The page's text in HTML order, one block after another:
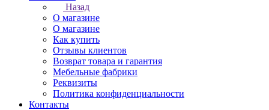
Назад
О магазине
О магазине
Как купить
Отзывы клиентов
Возврат товара и гарантия
Мебельные фабрики
Реквизиты
Политика конфиденциальности
Контакты